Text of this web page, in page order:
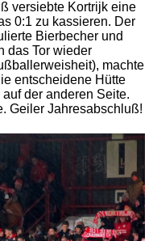
versiebte Kortrijk eine
0:1 zu kassieren. Der
Bierbecher und
das Tor wieder
machte
entscheidene Hütte
der anderen Seite.
Geiler Jahresabschluß!